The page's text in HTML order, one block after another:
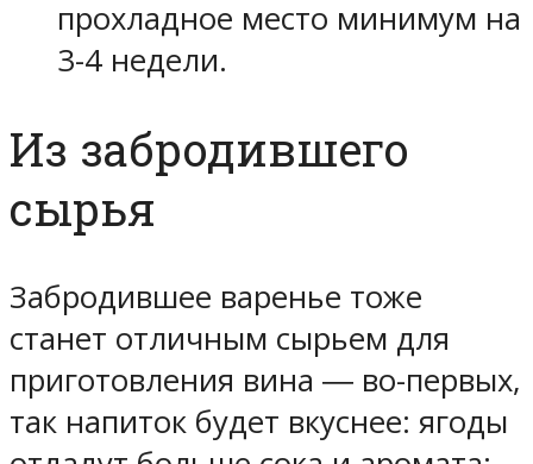
прохладное место минимум на
3-4 недели.
Из забродившего
сырья
Забродившее варенье тоже
станет отличным сырьем для
приготовления вина ― во-первых,
так напиток будет вкуснее: ягоды